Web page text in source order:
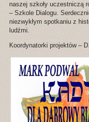
naszej szkoły uczestniczą
– Szkole Dialogu.
niezwykłym spotkaniu z
ludźmi.
Koordynatorki projektów –